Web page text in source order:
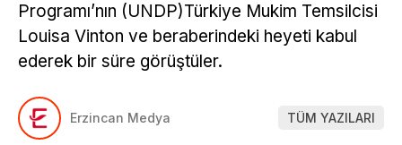
Programı’nın (UNDP)Türkiye Mukim Temsilcisi
Louisa Vinton ve beraberindeki heyeti kabul
ederek bir süre görüştüler.
Erzincan Medya TÜM YAZILARI